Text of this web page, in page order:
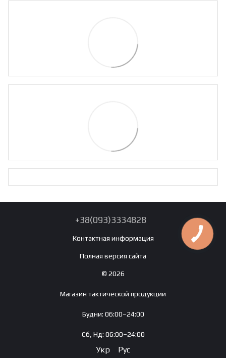
+38(093)3334828
Контактная информация
Полная версия сайта
© 2026
Магазин тактической продукции
Будни: 06:00–24:00
Сб, Нд: 06:00–24:00
Укр Рус